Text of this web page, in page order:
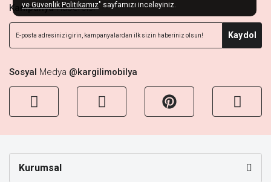
KampanyaHabercisi
Kaydol
Sosyal Medya @kargilimobilya
Kurumsal
ve Güvenlik Politikamız" sayfamızı inceleyiniz.